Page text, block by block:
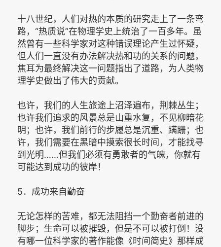
十八世纪，人们对热的本质的研究走上了一条弯
路，“热质说”在物理学史上统治了一百多年。虽
然曾有一些科学家对这种错误理论产生过怀疑，
但人们一直没有办法解决热和功的关系的问题，
焦耳为最终解决这一问题指出了道路，为人类物
理学史做出了伟大的贡献。
也许，我们的人生旅途上沼泽遍布，荆棘丛生；
也许我们追求的风景总是山重水复，不见柳暗花
明；也许，我们前行的步履总是沉重、蹒跚；也
许，我们需要在黑暗中摸索很长时间，才能找寻
到光明……但我们必须有勇敢者的气魄，你就有
可能达到成功的彼岸！
5．成功来自勤奋
无论怎样的苦难，都无法阻挡一个勤奋者前进的
脚步；生命可以被摧毁，但是不可以被打倒！没
有哪一位科学家的著作能像《时间简史》那样成